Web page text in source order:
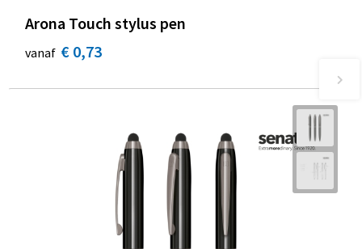
Arona Touch stylus pen
vanaf € 0,73